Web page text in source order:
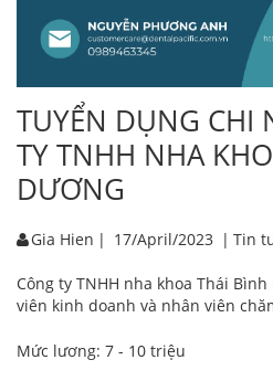
TUYỂN DỤNG CHI
TY TNHH NHA
DƯƠNG
Gia Hien | 17/April/2023 | Tin
Công ty TNHH nha khoa Thái
viên kinh doanh và nhân viên
Mức lương: 7 - 10 triệu